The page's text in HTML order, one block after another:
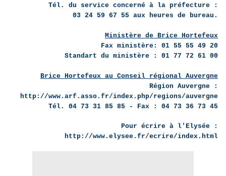
Tél. du service concerné à la préfecture :
03 24 59 67 55 aux heures de bureau.
Ministère de Brice Hortefeux
Fax ministère: 01 55 55 49 20
Standart du ministère : 01 77 72 61 00
Brice Hortefeux au Conseil régional Auvergne
Région Auvergne :
http://www.arf.asso.fr/index.php/regions/auvergne
Tél. 04 73 31 85 85 - Fax : 04 73 36 73 45
Pour écrire à l'Elysée :
http://www.elysee.fr/ecrire/index.html